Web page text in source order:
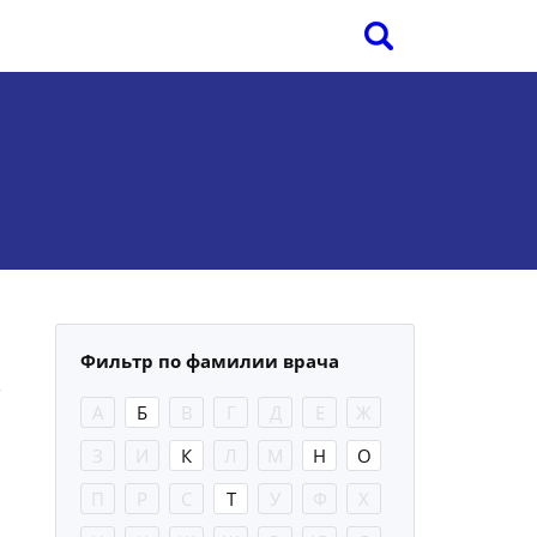
Фильтр по фамилии врача
А Б В Г Д Е
Ж
З
И К Л М Н
О
П
Р С Т У Ф
Х